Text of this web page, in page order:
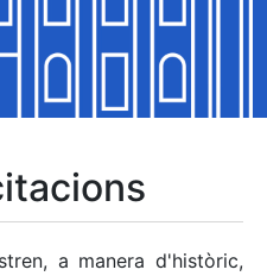
a manera d'històric,